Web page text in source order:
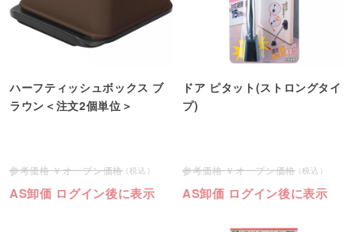
ハーフティッシュボックス ブ
ラウン＜注文2個単位＞
オープン価格
AS卸価 ログイン後に表示
ドア ピタット(ストロングタイ
プ)
オープン価格
AS卸価 ログイン後に表示